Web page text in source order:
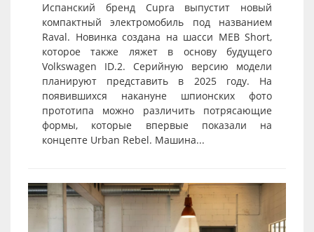
Испанский бренд Cupra выпустит новый
компактный электромобиль под названием
Raval. Новинка создана на шасси MEB Short,
которое также ляжет в основу будущего
Volkswagen ID.2. Серийную версию модели
планируют представить в 2025 году. На
появившихся накануне шпионских фото
прототипа можно различить потрясающие
формы, которые впервые показали на
концепте Urban Rebel. Машина...